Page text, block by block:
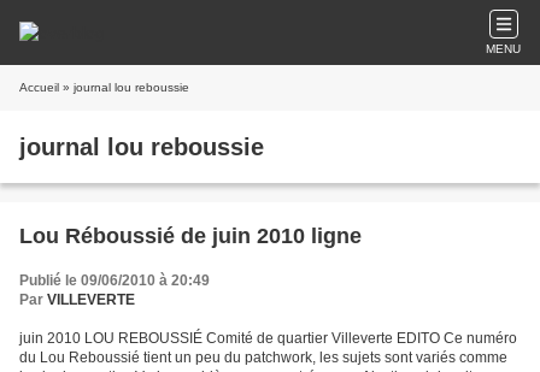
MENU
Accueil » journal lou reboussie
journal lou reboussie
Lou Réboussié de juin 2010 ligne
Publié le 09/06/2010 à 20:49
Par VILLEVERTE
juin 2010 LOU REBOUSSIÉ Comité de quartier Villeverte EDITO Ce numéro
du Lou Reboussié tient un peu du patchwork, les sujets sont variés comme